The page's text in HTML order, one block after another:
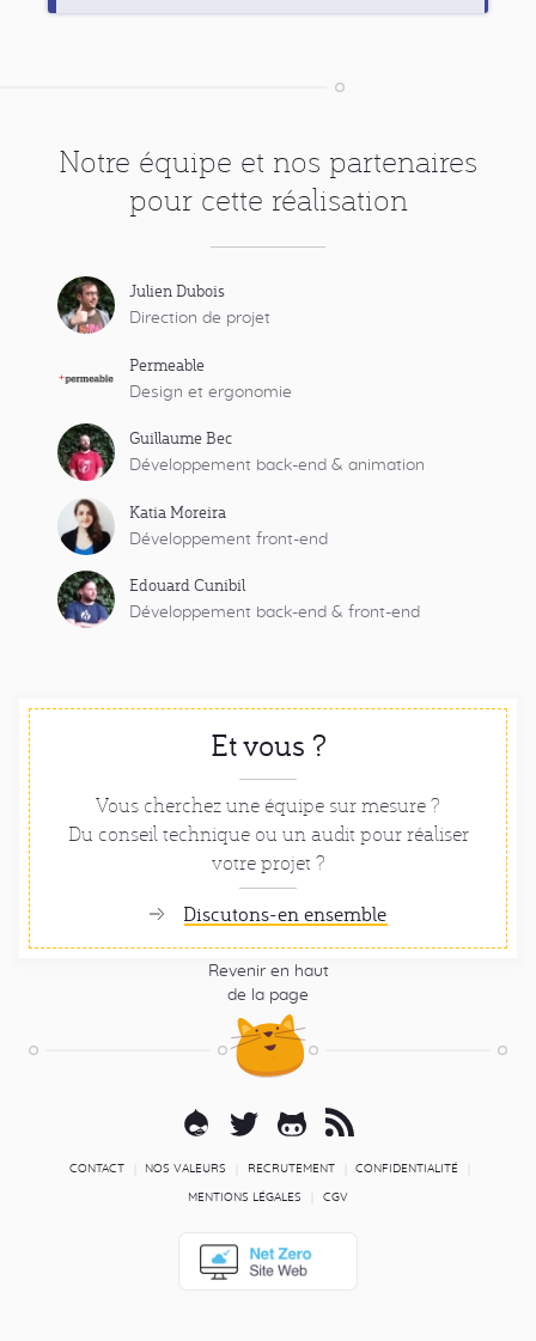
Notre équipe et nos partenaires
pour cette réalisation
Julien Dubois
Direction de projet
Permeable
Design et ergonomie
Guillaume Bec
Développement back-end & animation
Katia Moreira
Développement front-end
Edouard Cunibil
Développement back-end & front-end
Et vous ?
Vous cherchez une équipe sur mesure ?
Du conseil technique ou un audit pour réaliser
votre projet ?
Discutons-en ensemble
Revenir en haut
de la page
Drupal Twitter Github
LiensCONTACT NOS VALEURS RECRUTEMENT CONFIDENTIALITÉ
MENTIONS LÉGALES CGV